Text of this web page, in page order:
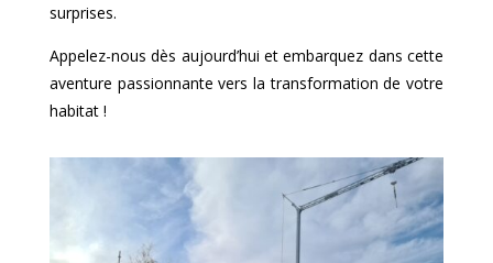
surprises.
Appelez-nous dès aujourd’hui et embarquez dans cette
aventure passionnante vers la transformation de votre
habitat !